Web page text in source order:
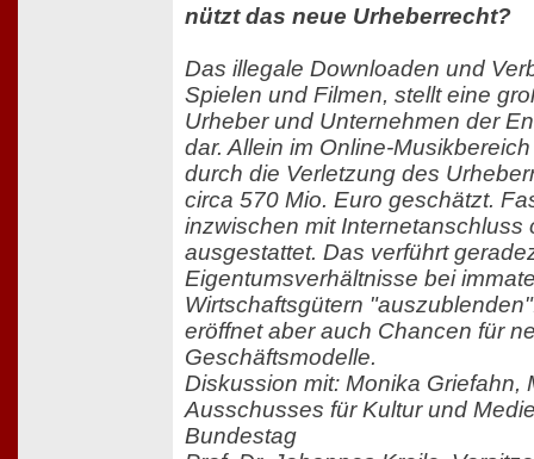
nützt das neue Urheberrecht?
Das illegale Downloaden und
Spielen und Filmen, stellt eine
Urheber und Unternehmen der
dar. Allein im Online-
durch die Verletzung des
circa 570 Mio. Euro geschätzt.
inzwischen mit Internetanschluss
ausgestattet. Das verführt
Eigentumsverhältnisse bei
Wirtschaftsgütern
eröffnet aber auch Chancen für
Geschäftsmodelle.
Diskussion mit: Monika Griefahn,
Ausschusses für Kultur und
Bundestag